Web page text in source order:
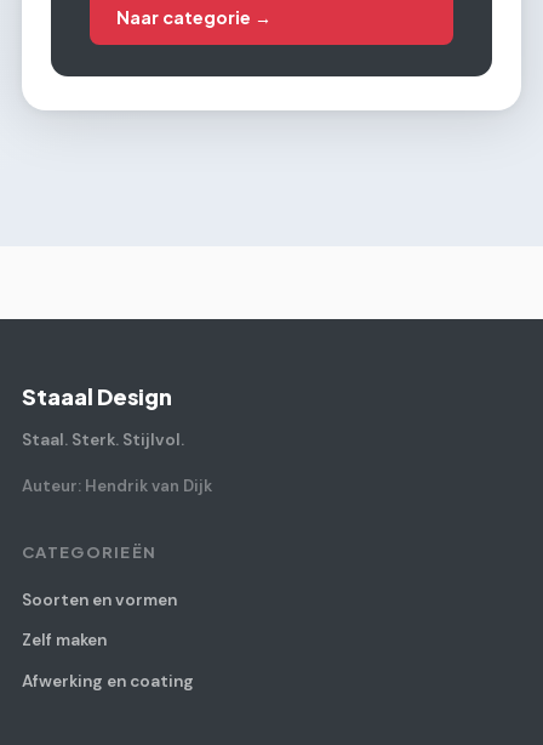
Naar categorie →
Staaal Design
Staal. Sterk. Stijlvol.
Auteur: Hendrik van Dijk
CATEGORIEËN
Soorten en vormen
Zelf maken
Afwerking en coating